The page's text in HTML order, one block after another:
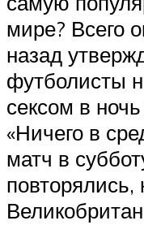
мире? Всего
назад
футболисты
сексом в
«Ничего в
матч в
повторялись,